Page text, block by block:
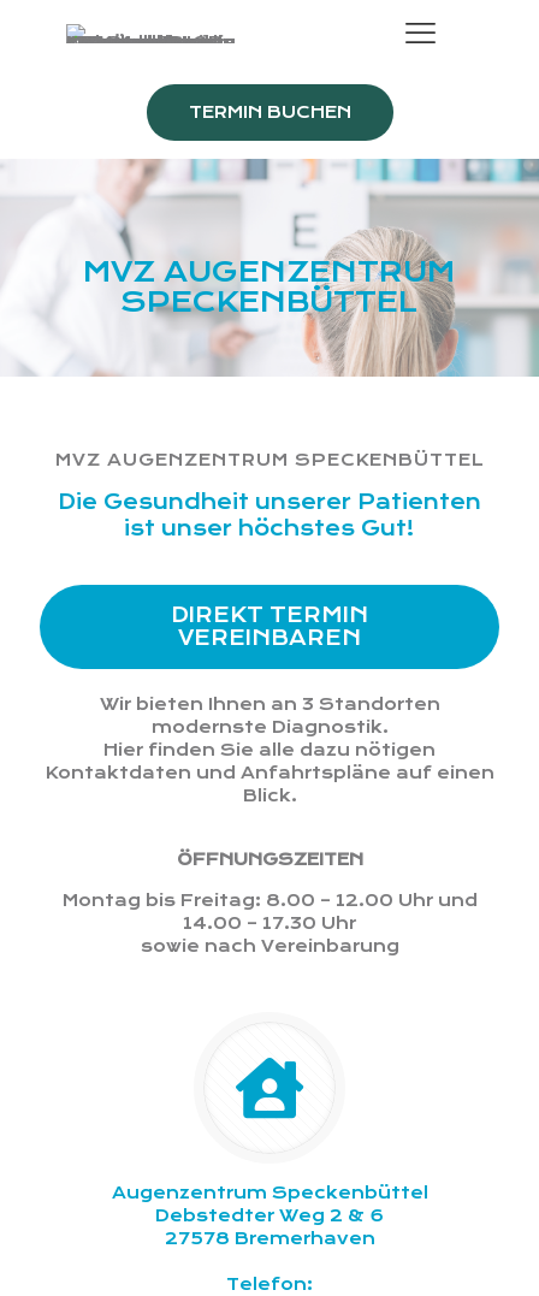
TERMIN BUCHEN
MVZ AUGENZENTRUM
SPECKENBÜTTEL
MVZ AUGENZENTRUM SPECKENBÜTTEL
Die Gesundheit unserer Patienten
ist unser höchstes Gut!
DIREKT TERMIN
VEREINBAREN
Wir bieten Ihnen an 3 Standorten
modernste Diagnostik.
Hier finden Sie alle dazu nötigen
Kontaktdaten und Anfahrtspläne auf einen
Blick.
ÖFFNUNGSZEITEN
Montag bis Freitag: 8.00 – 12.00 Uhr und
14.00 – 17.30 Uhr
sowie nach Vereinbarung
Augenzentrum Speckenbüttel
Debstedter Weg 2 & 6
27578 Bremerhaven
Telefon: